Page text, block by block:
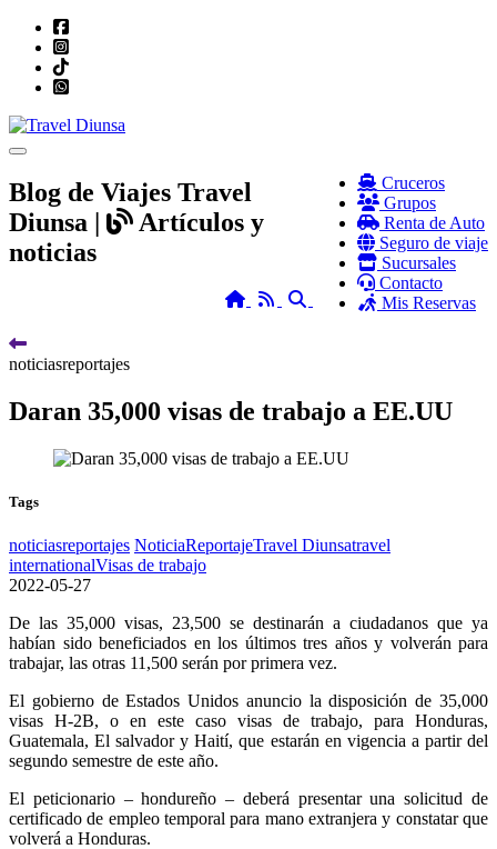
Toggle navigation
Cruceros
Grupos
Renta de Auto
Seguro de viaje
Sucursales
Contacto
Mis Reservas
Blog de Viajes Travel
Diunsa |
Artículos y
noticias
HomeRSS Search
noticiasreportajes
Daran 35,000 visas de trabajo a EE.UU
Tags
noticiasreportajes NoticiaReportajeTravel Diunsatravel
internationalVisas de trabajo
2022-05-27
De las 35,000 visas, 23,500 se destinarán a ciudadanos que ya
habían sido beneficiados en los últimos tres años y volverán para
trabajar, las otras 11,500 serán por primera vez.
El gobierno de Estados Unidos anuncio la disposición de 35,000
visas H-2B, o en este caso visas de trabajo, para Honduras,
Guatemala, El salvador y Haití, que estarán en vigencia a partir del
segundo semestre de este año.
El peticionario – hondureño – deberá presentar una solicitud de
certificado de empleo temporal para mano extranjera y constatar que
volverá a Honduras.